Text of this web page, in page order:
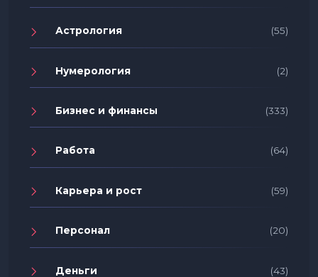
Астрология (55)
Нумерология (2)
Бизнес и финансы (333)
Работа (64)
Карьера и рост (59)
Персонал (20)
Деньги (43)